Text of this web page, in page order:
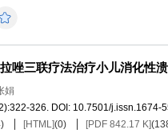
唑三联疗法治疗小儿消化性
娟
326. DOI: 10.7501/j.issn.1674-
) [HTML](0) [PDF 842.17 K](